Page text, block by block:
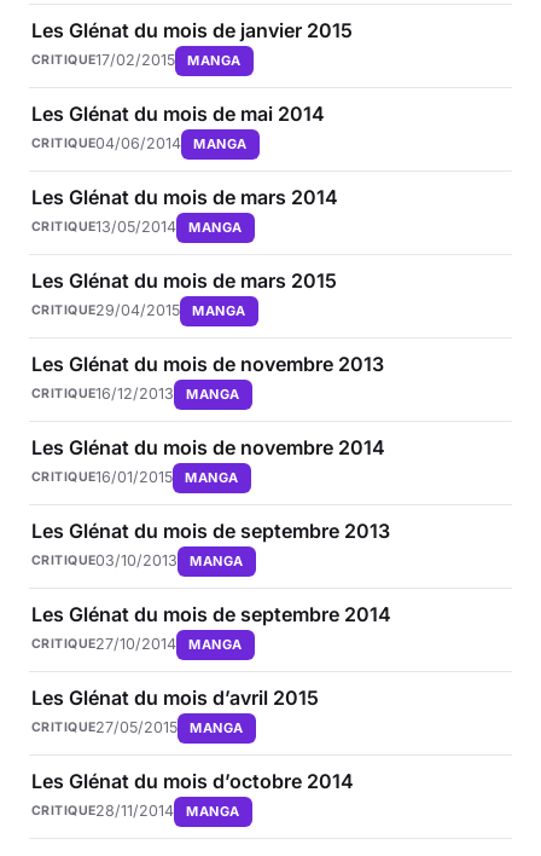
Les Glénat du mois de janvier 2015
CRITIQUE17/02/2015 MANGA
Les Glénat du mois de mai 2014
CRITIQUE04/06/2014 MANGA
Les Glénat du mois de mars 2014
CRITIQUE13/05/2014 MANGA
Les Glénat du mois de mars 2015
CRITIQUE29/04/2015 MANGA
Les Glénat du mois de novembre 2013
CRITIQUE16/12/2013 MANGA
Les Glénat du mois de novembre 2014
CRITIQUE16/01/2015 MANGA
Les Glénat du mois de septembre 2013
CRITIQUE03/10/2013 MANGA
Les Glénat du mois de septembre 2014
CRITIQUE27/10/2014 MANGA
Les Glénat du mois d’avril 2015
CRITIQUE27/05/2015 MANGA
Les Glénat du mois d’octobre 2014
CRITIQUE28/11/2014 MANGA